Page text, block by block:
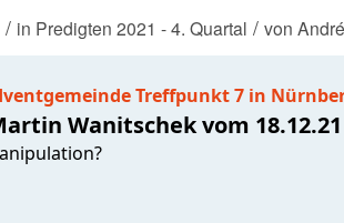
/ in Predigten 2021 - 4. Quartal / von